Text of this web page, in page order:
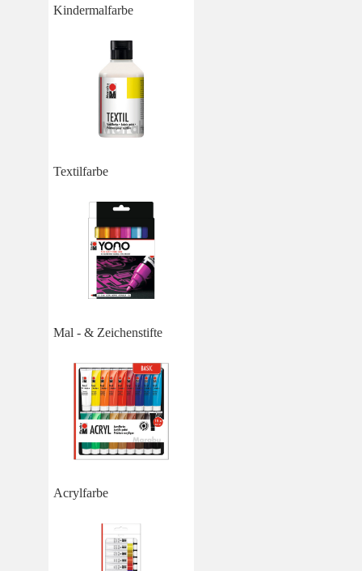
Kindermalfarbe
Textilfarbe
Mal - & Zeichenstifte
Acrylfarbe